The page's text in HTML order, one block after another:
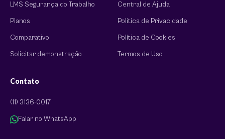
LMS Segurança do Trabalho
Planos
Comparativo
Solicitar demonstração
Central de Ajuda
Política de Privacidade
Política de Cookies
Termos de Uso
Contato
(11) 3136-0017
Falar no WhatsApp